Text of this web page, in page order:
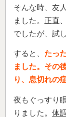
そんな時、友
ました。正直
でしたが、試
すると、 たっ
ました。その
り、息切れの
夜もぐっすり
りました。 体